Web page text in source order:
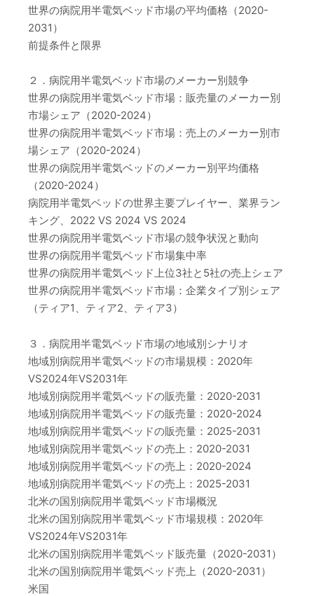
世界の病院用半電気ベッド市場の平均価格（2020-
2031）
前提条件と限界
２．病院用半電気ベッド市場のメーカー別競争
世界の病院用半電気ベッド市場：販売量のメーカー別
市場シェア（2020-2024）
世界の病院用半電気ベッド市場：売上のメーカー別市
場シェア（2020-2024）
世界の病院用半電気ベッドのメーカー別平均価格
（2020-2024）
病院用半電気ベッドの世界主要プレイヤー、業界ラン
キング、2022 VS 2024 VS 2024
世界の病院用半電気ベッド市場の競争状況と動向
世界の病院用半電気ベッド市場集中率
世界の病院用半電気ベッド上位3社と5社の売上シェア
世界の病院用半電気ベッド市場：企業タイプ別シェア
（ティア1、ティア2、ティア3）
３．病院用半電気ベッド市場の地域別シナリオ
地域別病院用半電気ベッドの市場規模：2020年
VS2024年VS2031年
地域別病院用半電気ベッドの販売量：2020-2031
地域別病院用半電気ベッドの販売量：2020-2024
地域別病院用半電気ベッドの販売量：2025-2031
地域別病院用半電気ベッドの売上：2020-2031
地域別病院用半電気ベッドの売上：2020-2024
地域別病院用半電気ベッドの売上：2025-2031
北米の国別病院用半電気ベッド市場概況
北米の国別病院用半電気ベッド市場規模：2020年
VS2024年VS2031年
北米の国別病院用半電気ベッド販売量（2020-2031）
北米の国別病院用半電気ベッド売上（2020-2031）
米国